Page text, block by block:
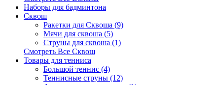
Наборы для бадминтона
Сквош
Ракетки для Сквоша (9)
Мячи для сквоша (5)
Cтруны для сквоша (1)
Смотреть Все Сквош
Товары для тенниса
Большой теннис (4)
Теннисные струны (12)